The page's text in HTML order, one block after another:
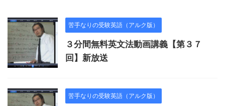
苦手なりの受験英語（アルク版）
３分間無料英文法動画講義【第３７
回】新放送
苦手なりの受験英語（アルク版）